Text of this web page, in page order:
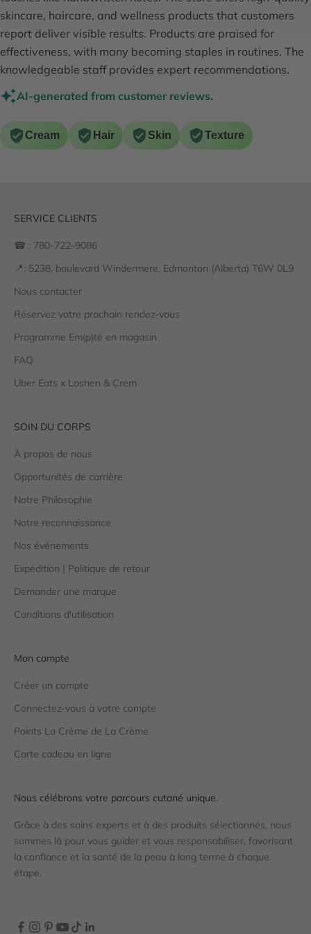
skincare, haircare, and wellness products that customers
report deliver visible results. Products are praised for
effectiveness, with many becoming staples in routines. The
knowledgeable staff provides expert recommendations.
AI-generated from customer reviews.
Cream Hair Skin Texture
SERVICE CLIENTS
☎ : 780-722-9086
📍: 5238, boulevard Windermere, Edmonton (Alberta) T6W 0L9
Nous contacter
Réservez votre prochain rendez-vous
Programme Em(p)tē en magasin
FAQ
Uber Eats x Loshen & Crem
SOIN DU CORPS
À propos de nous
Opportunités de carrière
Notre Philosophie
Notre reconnaissance
Nos événements
Expédition | Politique de retour
Demander une marque
Conditions d'utilisation
Mon compte
Créer un compte
Connectez-vous à votre compte
Points La Crème de La Crème
Carte cadeau en ligne
Nous célébrons votre parcours cutané unique.
Grâce à des soins experts et à des produits sélectionnés, nous
sommes là pour vous guider et vous responsabiliser, favorisant
la confiance et la santé de la peau à long terme à chaque
étape.